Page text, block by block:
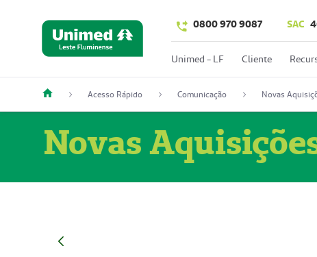
0800 970 9087 SAC
Unimed - LF Cliente
Acesso Rápido Comunicação Novas
Novas